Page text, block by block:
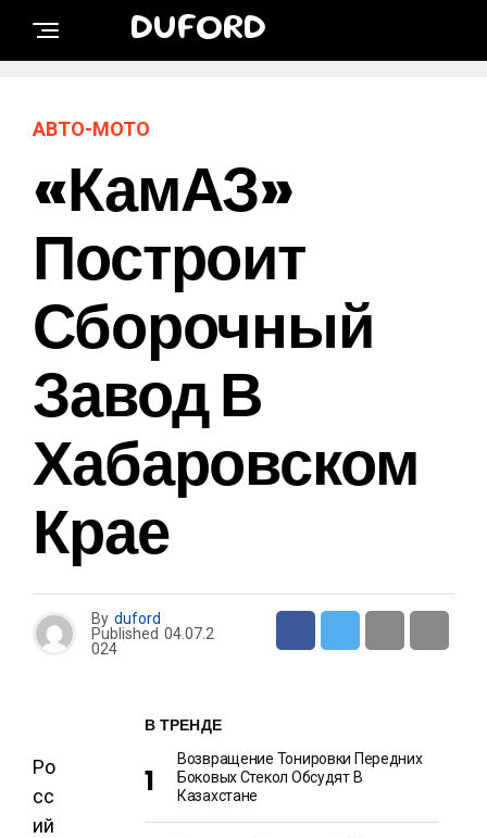
DUFORD
АВТО-МОТО
«КамАЗ»
Построит
Сборочный
Завод В
Хабаровском
Крае
By duford
Published 04.07.2
024
Ро
сс
ий
В ТРЕНДЕ
Возвращение Тонировки Передних
Боковых Стекол Обсудят В
Казахстане